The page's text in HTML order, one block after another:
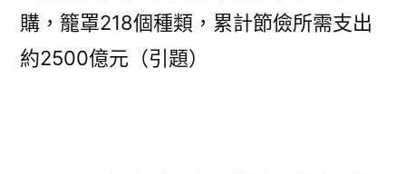
過
3
購，籠罩218個種類，累計節儉所需支出
約2500億元（引題）